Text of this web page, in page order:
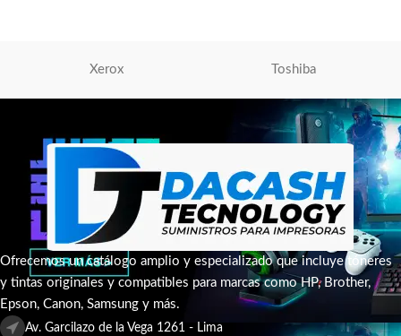
Xerox Toshiba
Ofrecemos un catálogo amplio y especializado que incluye tóneres
y tintas originales y compatibles para marcas como HP, Brother,
Epson, Canon, Samsung y más.
Av. Garcilazo de la Vega 1261 - Lima